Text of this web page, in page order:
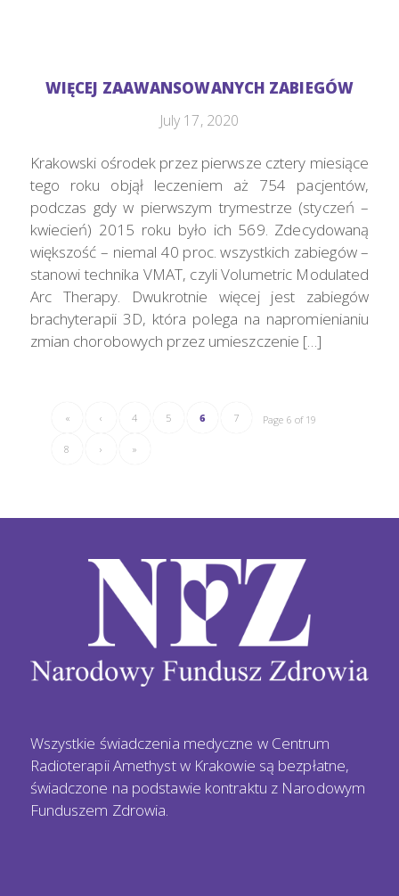
WIĘCEJ ZAAWANSOWANYCH ZABIEGÓW
July 17, 2020
Krakowski ośrodek przez pierwsze cztery miesiące
tego roku objął leczeniem aż 754 pacjentów,
podczas gdy w pierwszym trymestrze (styczeń –
kwiecień) 2015 roku było ich 569. Zdecydowaną
większość – niemal 40 proc. wszystkich zabiegów –
stanowi technika VMAT, czyli Volumetric Modulated
Arc Therapy. Dwukrotnie więcej jest zabiegów
brachyterapii 3D, która polega na napromienianiu
zmian chorobowych przez umieszczenie […]
Page 6 of 19
« ‹ 4 5 6 7
8 › »
Wszystkie świadczenia medyczne w Centrum
Radioterapii Amethyst w Krakowie są bezpłatne,
świadczone na podstawie kontraktu z Narodowym
Funduszem Zdrowia.